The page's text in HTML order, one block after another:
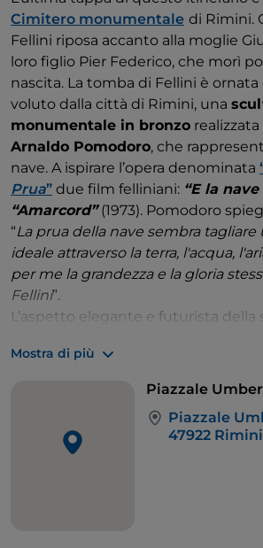
Cimitero monumentale di Rimini.
Fellini riposa accanto alla moglie
loro figlio Pier Federico, che morì
nascita. La tomba di Fellini è
voluto dalla città di Rimini, una
monumentale in bronzo
Arnaldo Pomodoro, che
nave. A ispirare l’opera denominata
Prua” due film felliniani: “E la nave
“Amarcord”(1973). Pomodoro
“La prua della nave sembra tagliare
ideale attraverso la terra, l'acqua,
per me la grandezza e la gloria
Fellini”.
L’aspetto elegante e futurista della
con il mare, riflettendo il tema del
scoperta, ricorrente nella sua
della nave si erge come un
di infinito, accogliendo i visitatori
contemplazione e rispetto. Il
Mostra di più
Piazzale
Piazzale
47922